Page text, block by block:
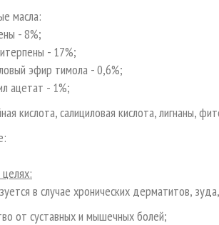
масла:
- 8%;
- 17%;
эфир тимола - 0,6%;
ацетат - 1%;
кислота, салициловая кислота, лигнаны,
в случае хронических дерматитов,
от суставных и мышечных болей;